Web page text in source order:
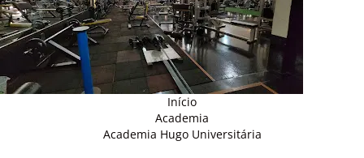
Início
Academia
Academia Hugo Universitária